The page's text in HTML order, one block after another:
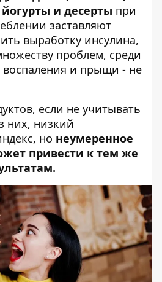
и десерты при
заставляют
выработку инсулина,
проблем, среди
и прыщи - не
если не учитывать
них, низкий
но неумеренное
привести к тем же